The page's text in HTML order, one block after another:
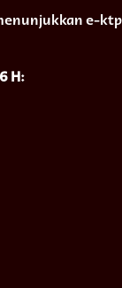
e-
H: